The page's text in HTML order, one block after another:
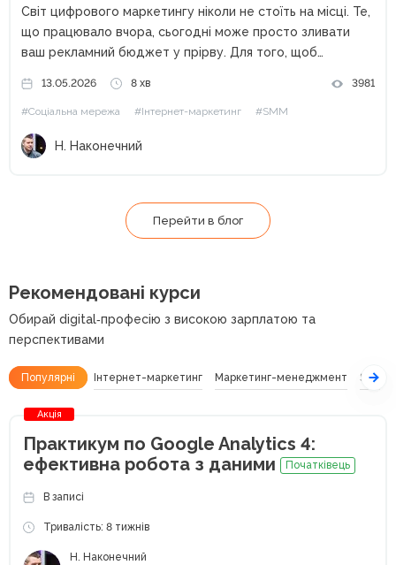
Світ цифрового маркетингу ніколи не стоїть на місці. Те,
що працювало вчора, сьогодні може просто зливати
ваш рекламний бюджет у прірву. Для того, щоб
ліди та масштабувати бізнес, інтернет-маркетологу
критично важливо тримати руку на пульсі статистичних...
13.05.2026 8 хв 3981
#Соціальна мережа #Інтернет-маркетинг #SMM
Н. Наконечний
Перейти в блог
Рекомендовані курси
Обирай digital‑професію з високою зарплатою та
перспективами
Популярні Інтернет-маркетинг Маркетинг-менеджмент SEO
Акція
Практикум по Google Analytics 4:
ефективна робота з даними
Початківець
В записі
Тривалість: 8 тижнів
Н. Наконечний